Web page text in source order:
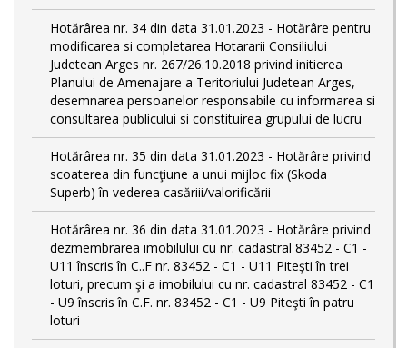
Hotărârea nr. 34 din data 31.01.2023 - Hotărâre pentru
modificarea si completarea Hotararii Consiliului
Judetean Arges nr. 267/26.10.2018 privind initierea
Planului de Amenajare a Teritoriului Judetean Arges,
desemnarea persoanelor responsabile cu informarea si
consultarea publicului si constituirea grupului de lucru
Hotărârea nr. 35 din data 31.01.2023 - Hotărâre privind
scoaterea din funcţiune a unui mijloc fix (Skoda
Superb) în vederea casăriii/valorificării
Hotărârea nr. 36 din data 31.01.2023 - Hotărâre privind
dezmembrarea imobilului cu nr. cadastral 83452 - C1 -
U11 înscris în C..F nr. 83452 - C1 - U11 Piteşti în trei
loturi, precum şi a imobilului cu nr. cadastral 83452 - C1
- U9 înscris în C.F. nr. 83452 - C1 - U9 Piteşti în patru
loturi